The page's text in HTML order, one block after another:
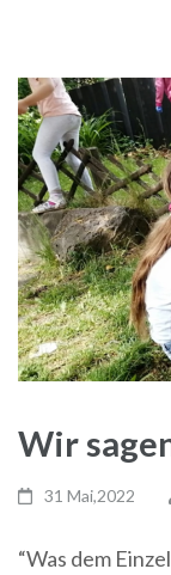
Wir
31 Mai,2022
“Was dem